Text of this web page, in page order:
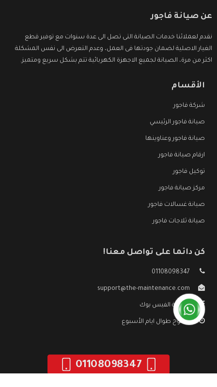
عن صيانة فاجور
نقدم لعملائنا خدمات الصيانة التى تصل الى عدة سنوات مع توفير قطع
الغيار الاصلية لضمان جودتها فى العمل، وعدم التعرض الى نفس المشكلة
اكثر من مرة، الصيانة لجميع الاجهزة الكهربائية تتم بشكل سريع ومتميز.
الأقسام
شركة فاجور
صيانة فاجور الرئيسي
صيانة فاجور وعناوينها
ارقام صيانة فاجور
توكيل فاجور
مركز صيانة فاجور
صيانة غسالات فاجور
صيانة ثلاجات فاجور
كن دائما على تواصل معنا!
01108098347
support@the-maintenance.com
صفحة الفيس بوك
مفتوح طوال ايام الأسبوع
01108098347